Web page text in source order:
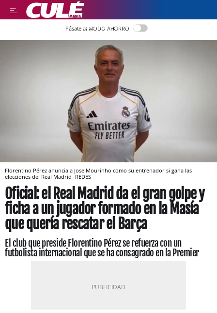
LLEGIR EN CATALÀ
Pásate al MODO AHORRO
Florentino Pérez anuncia a Jose Mourinho como su entrenador si gana las
elecciones del Real Madrid REDES
Oficial: el Real Madrid da el gran golpe y
ficha a un jugador formado en la Masía
que quería rescatar el Barça
El club que preside Florentino Pérez se refuerza con un
futbolista internacional que se ha consagrado en la Premier